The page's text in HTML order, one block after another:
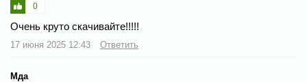
0
Очень круто скачивайте!!!!!
17 июня 2025 12:43 Ответить
Мда